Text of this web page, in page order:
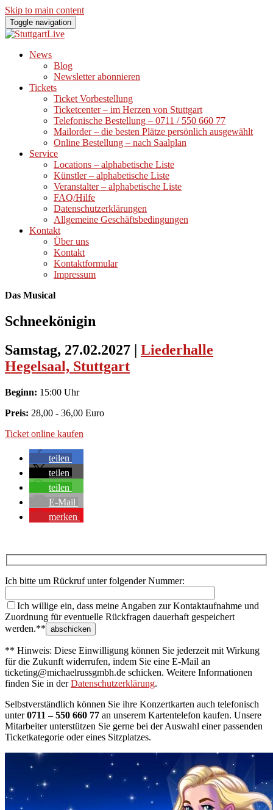
Skip to main content
Toggle navigation
News
Blog
Newsletter abonnieren
Tickets
Ticket Vorbestellung
Ticketcenter – im Herzen von Stuttgart
Telefonische Bestellung – 0711 / 550 660 77
Mailorder – die besten Plätze persönlich ausgewählt
Online Bestellung – nach Saalplan
Service
Locations – alphabetische Liste
Künstler – alphabetische Liste
Veranstalter – alphabetische Liste
FAQ/Hilfe
Datenschutzerklärungen
Allgemeine Geschäftsbedingungen
Kontakt
Über uns
Kontakt
Kontaktformular
Impressum
Das Musical
Schneekönigin
Samstag, 27.02.2027 | Liederhalle
Hegelsaal, Stuttgart
Beginn: 15:00 Uhr
Preis: 28,00 - 36,00 Euro
Ticket online kaufen
teilen
teilen
teilen
E-Mail
merken
Ich bitte um Rückruf unter folgender Nummer:
Ich willige ein, dass meine Angaben zur Kontaktaufnahme und
Zuordnung für eventuelle Rückfragen dauerhaft gespeichert
werden.**
** Hinweis: Diese Einwilligung können Sie jederzeit mit Wirkung
für die Zukunft widerrufen, indem Sie eine E-Mail an
ticketing@michaelrussgmbh.de schicken. Weitere Informationen
finden Sie in derDatenschutzerklärung.
Selbstverständlich können Sie ihre Konzertkarten auch telefonisch
unter0711 – 550 660 77 an unserem Kartentelefon kaufen. Unsere
Mitarbeiter unterstützen Sie gerne bei der Auswahl einer passenden
Ticketkategorie oder eines Sitzplatzes.